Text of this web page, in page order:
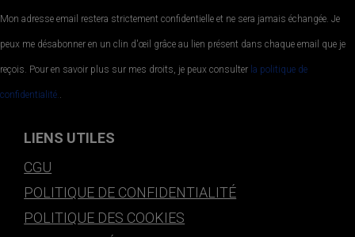
Mon adresse email restera strictement confidentielle et ne sera jamais échangée. Je
peux me désabonner en un clin d'œil grâce au lien présent dans chaque email que je
reçois. Pour en savoir plus sur mes droits, je peux consulter la politique de
confidentialité.
LIENS UTILES
CGU
POLITIQUE DE CONFIDENTIALITÉ
POLITIQUE DES COOKIES